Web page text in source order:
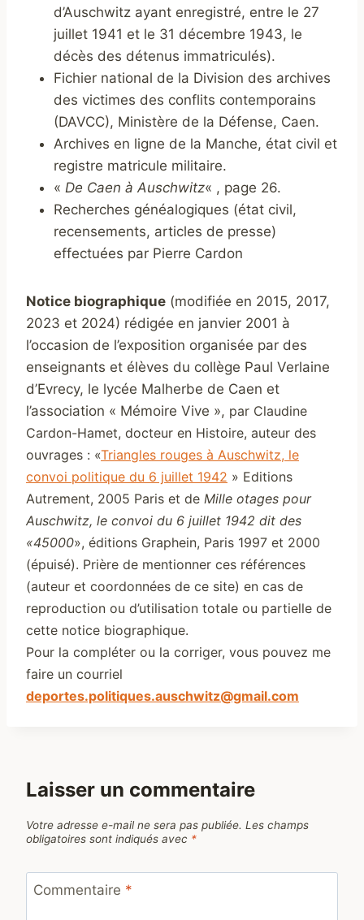
d’Auschwitz ayant enregistré, entre le 27
juillet 1941 et le 31 décembre 1943, le
décès des détenus immatriculés).
Fichier national de la Division des archives
des victimes des conflits contemporains
(DAVCC), Ministère de la Défense, Caen.
Archives en ligne de la Manche, état civil et
registre matricule militaire.
« De Caen à Auschwitz« , page 26.
Recherches généalogiques (état civil,
recensements, articles de presse)
effectuées par Pierre Cardon
Notice biographique (modifiée en 2015, 2017,
2023 et 2024) rédigée en janvier 2001 à
l’occasion de l’exposition organisée par des
enseignants et élèves du collège Paul Verlaine
d’Evrecy, le lycée Malherbe de Caen et
l’association « Mémoire Vive », par Claudine
Cardon-Hamet, docteur en Histoire, auteur des
ouvrages : «Triangles rouges à Auschwitz, le
convoi politique du 6 juillet 1942 » Editions
Autrement, 2005 Paris et de Mille otages pour
Auschwitz, le convoi du 6 juillet 1942 dit des
«45000», éditions Graphein, Paris 1997 et 2000
(épuisé). Prière de mentionner ces références
(auteur et coordonnées de ce site) en cas de
reproduction ou d’utilisation totale ou partielle de
cette notice biographique.
Pour la compléter ou la corriger, vous pouvez me
faire un courriel
deportes.politiques.auschwitz@gmail.com
Laisser un commentaire
Votre adresse e-mail ne sera pas publiée. Les champs
obligatoires sont indiqués avec *
Commentaire *